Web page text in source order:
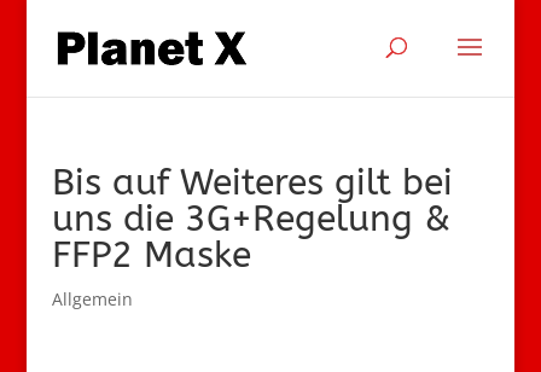
Bis auf Weiteres gilt bei
uns die 3G+Regelung &
FFP2 Maske
Allgemein